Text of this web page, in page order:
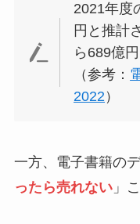
2021年度
円と推計
ら689億
（参考：
2022）
一方、電子書籍の
ったら売れない」